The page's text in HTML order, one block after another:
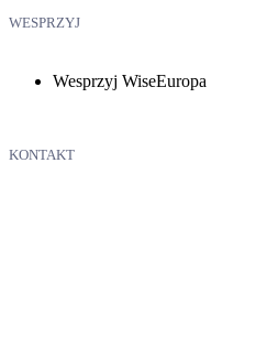
WESPRZYJ
Wesprzyj WiseEuropa
KONTAKT